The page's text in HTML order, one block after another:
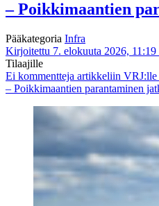
– Poikkimaantien
Pääkategoria Infra
Kirjoitettu 7. elokuuta 2026, 11:19
Tilaajille
Ei kommentteja artikkeliin VRJ:lle
– Poikkimaantien parantaminen